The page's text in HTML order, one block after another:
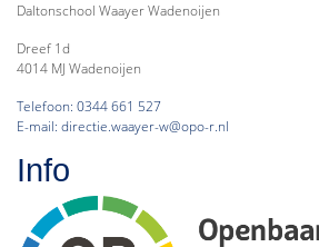
Daltonschool Waayer Wadenoijen
Dreef 1d
4014 MJ Wadenoijen
Telefoon: 0344 661 527
E-mail: directie.waayer-w@opo-r.nl
Info